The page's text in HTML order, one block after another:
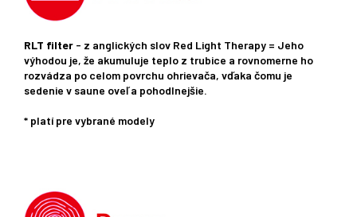
RLT filter - z anglických slov Red Light Therapy = Jeho
výhodou je, že akumuluje teplo z trubice a rovnomerne ho
rozvádza po celom povrchu ohrievača, vďaka čomu je
sedenie v saune oveľa pohodlnejšie.
* platí pre vybrané modely